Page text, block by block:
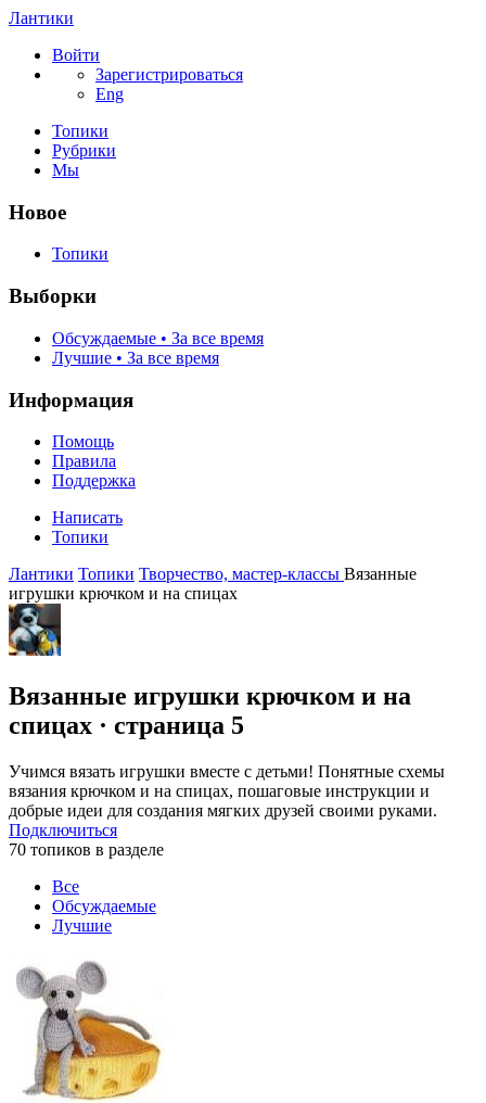
Лантики
Войти
Зарегистрироваться
Eng
Топики
Рубрики
Мы
Новое
Топики
Выборки
Обсуждаемые • За все время
Лучшие • За все время
Информация
Помощь
Правила
Поддержка
Написать
Топики
Лантики Топики Творчество, мастер-классы Вязанные
игрушки крючком и на спицах
Вязанные игрушки крючком и на
спицах · страница 5
Учимся вязать игрушки вместе с детьми! Понятные схемы
вязания крючком и на спицах, пошаговые инструкции и
добрые идеи для создания мягких друзей своими руками.
Подключиться
70 топиков в разделе
Все
Обсуждаемые
Лучшие